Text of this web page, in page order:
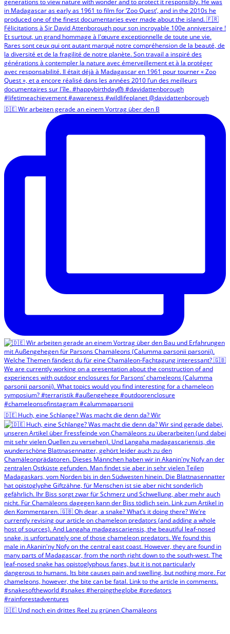
🇩🇪 Wir arbeiten gerade an einem Vortrag über den B
🇩🇪 Huch, eine Schlange? Was macht die denn da? Wir
🇩🇪 Und noch ein drittes Reel zu grünen Chamäleons